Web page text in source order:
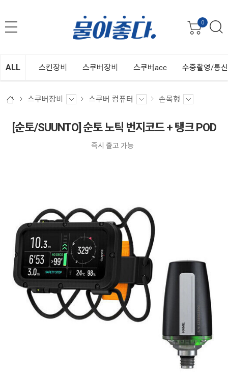
0
ALL 스킨장비 스쿠버장비 스쿠버acc 수중촬영/통
스쿠버장비 스쿠버 컴퓨터 손목형
[순토/SUUNTO] 순토 노틱 번지코드 + 탱크 POD
즉시 출고 가능